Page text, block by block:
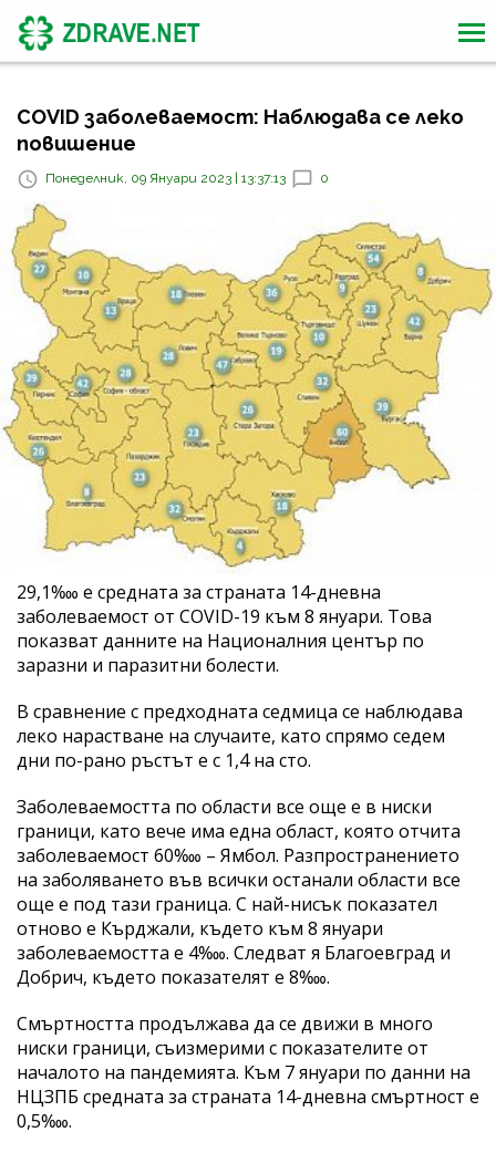
COVID заболеваемост: Наблюдава се леко
повишение
Понеделник, 09 Януари 2023 | 13:37:13 0
29,1‱ е средната за страната 14-дневна
заболеваемост от COVID-19 към 8 януари. Това
показват данните на Националния център по
заразни и паразитни болести.
В сравнение с предходната седмица се наблюдава
леко нарастване на случаите, като спрямо седем
дни по-рано ръстът е с 1,4 на сто.
Заболеваемостта по области все още е в ниски
граници, като вече има една област, която отчита
заболеваемост 60‱ – Ямбол. Разпространението
на заболяването във всички останали области все
още е под тази граница. С най-нисък показател
отново е Кърджали, където към 8 януари
заболеваемостта е 4‱. Следват я Благоевград и
Добрич, където показателят е 8‱.
Смъртността продължава да се движи в много
ниски граници, съизмерими с показателите от
началото на пандемията. Към 7 януари по данни на
НЦЗПБ средната за страната 14-дневна смъртност е
0,5‱.